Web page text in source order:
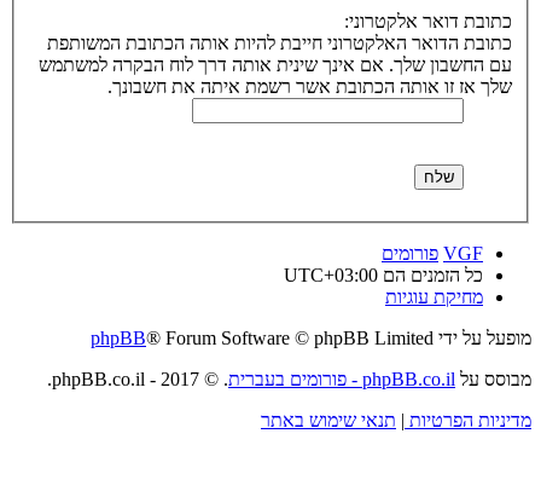
כתובת דואר אלקטרוני:
כתובת הדואר האלקטרוני חייבת להיות אותה הכתובת המשותפת
עם החשבון שלך. אם אינך שינית אותה דרך לוח הבקרה למשתמש
שלך אז זו אותה הכתובת אשר רשמת איתה את חשבונך.
VGF פורומים
כל הזמנים הם UTC+03:00
מחיקת עוגיות
מופעל על ידי
phpBB® Forum Software © phpBB Limited
מבוסס על phpBB.co.il - פורומים בעברית
. © 2017 - phpBB.co.il.
מדיניות הפרטיות | תנאי שימוש באתר